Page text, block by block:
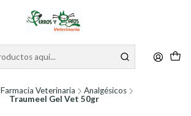
Farmacia Veterinaria
Analgésicos
Traumeel Gel Vet 50gr